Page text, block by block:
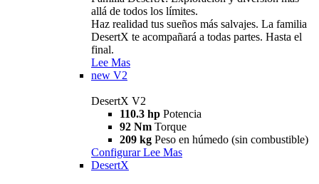
allá de todos los límites.
Haz realidad tus sueños más salvajes. La familia
DesertX te acompañará a todas partes. Hasta el
final.
Lee Mas
new V2
DesertX V2
110.3 hp Potencia
92 Nm Torque
209 kg Peso en húmedo (sin combustible)
Configurar Lee Mas
DesertX